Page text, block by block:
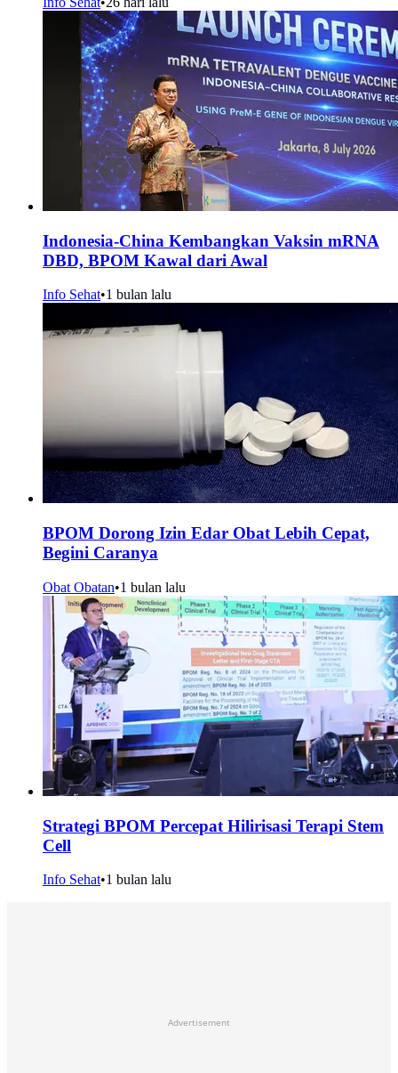
Indonesia-China Kembangkan Vaksin mRNA
DBD, BPOM Kawal dari Awal
Info Sehat•1 bulan lalu
BPOM Dorong Izin Edar Obat Lebih Cepat,
Begini Caranya
Obat Obatan•1 bulan lalu
Strategi BPOM Percepat Hilirisasi Terapi Stem
Cell
Info Sehat•1 bulan lalu
Advertisement